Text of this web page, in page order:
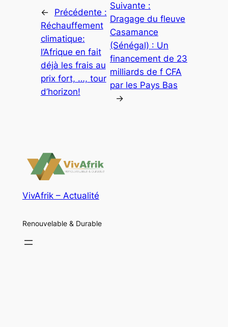
←
Précédente :
Réchauffement
climatique:
l’Afrique en fait
déjà les frais au
prix fort, …, tour
d’horizon!
Suivante :
Dragage du fleuve
Casamance
(Sénégal) : Un
financement de 23
milliards de f CFA
par les Pays Bas
→
VivAfrik – Actualité
Renouvelable & Durable